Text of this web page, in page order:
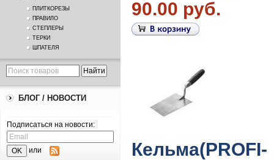
ПЛИТКОРЕЗЫ
ПРАВИЛО
СТЕПЛЕРЫ
ТЕРКИ
ШПАТЕЛЯ
БЛОГ / НОВОСТИ
Подписаться на новости:
или
90.00 руб.
Кельма(PROFI-